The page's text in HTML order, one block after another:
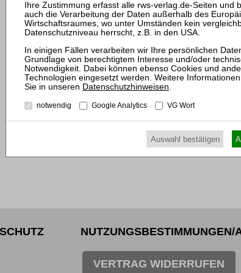
NUTZUNGSBESTIMMUNGEN/
VERTRAG WIDERRUFEN
Datenschutzhinweisen
notwendig Google Analytics VG Wort
Auswahl bestätigen